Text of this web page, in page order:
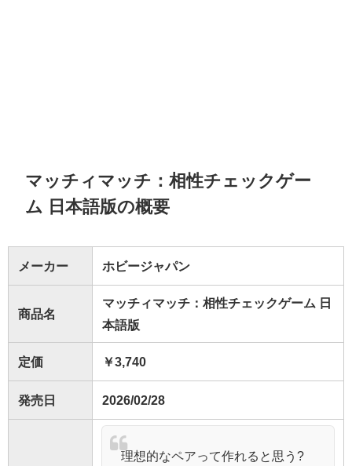
マッチィマッチ：相性チェックゲー
ム 日本語版の概要
メーカー ホビージャパン
商品名
マッチィマッチ：相性チェックゲーム 日
本語版
定価 ￥3,740
発売日 2026/02/28
理想的なペアって作れると思う?